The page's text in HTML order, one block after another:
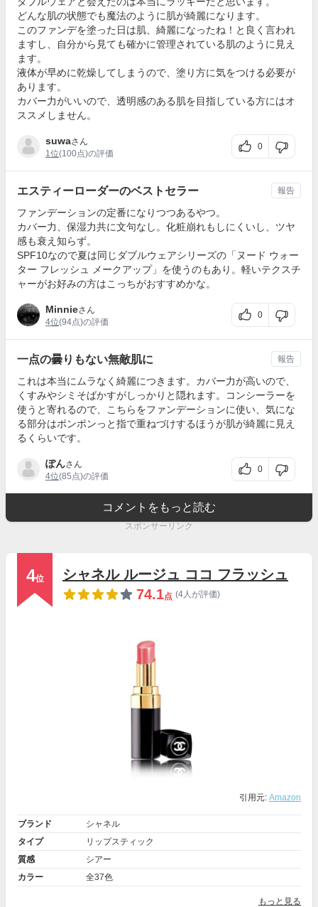
どんな肌の状態でも魔法のように肌が綺麗になります。
このファンデを塗った日は肌、綺麗になったね！と良く言われ
ますし、自分から見ても確かに管理されている肌のように見え
ます。
液体が早めに乾燥してしまうので、塗り方に気をつける必要が
あります。
カバー力がいいので、透明感のある肌を目指している方にはオ
ススメしません。
suwaさん
1位(100点)の評価
0
エスティーローダーのベストセラー
ファンデーションの定番になりつつあるやつ。
カバー力、保湿力共に文句なし。化粧崩れもしにくいし、ツヤ
感も衰え知らず。
SPF10なので夏は同じダブルウェアシリーズの「ヌード ウォー
ター フレッシュ メークアップ」を使うのもあり。軽いテクスチ
ャーがお好みの方はこっちがおすすめかな。
Minnieさん
4位(94点)の評価
0
報告
一点の曇りもない無敵肌に
これは本当にムラなく綺麗につきます。カバー力が高いので、
くすみやシミそばかすがしっかりと隠れます。コンシーラーを
使うと寄れるので、こちらをファンデーションに使い、気にな
る部分はポンポンっと指で重ねづけするほうが肌が綺麗に見え
るくらいです。
ぽんさん
4位(85点)の評価
0
報告
コメントをもっと読む
スポンサーリンク
4位
シャネル ルージュ ココ フラッシュ
74.1点 (4人が評価)
引用元: Amazon
ブランド
シャネル
タイプ
リップスティック
質感
シアー
カラー
全37色
もっと見る